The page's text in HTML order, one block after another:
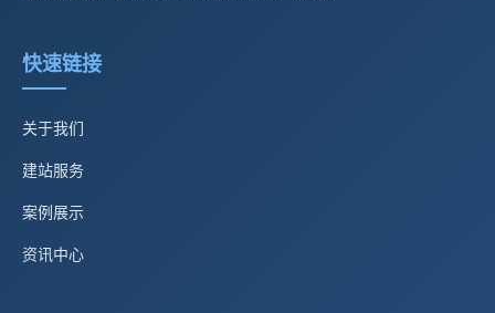
快速链接
关于我们
建站服务
案例展示
资讯中心